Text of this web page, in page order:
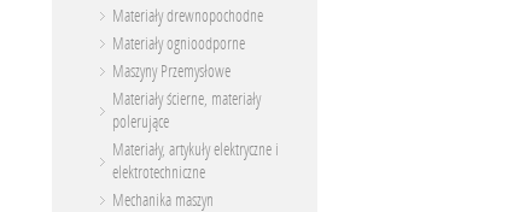
Materiały drewnopochodne
Materiały ognioodporne
Maszyny Przemysłowe
Materiały ścierne, materiały
polerujące
Materiały, artykuły elektryczne i
elektrotechniczne
Mechanika maszyn